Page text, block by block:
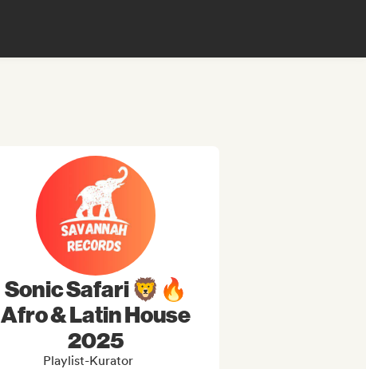
Sonic Safari 🦁🔥
Afro & Latin House
2025
Playlist-Kurator